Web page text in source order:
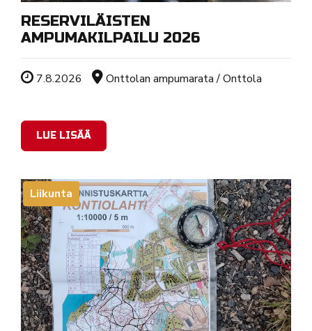
RESERVILÄISTEN
AMPUMAKILPAILU 2026
Tapahtuman ajankohta
7.8.2026 Sijainti
Onttolan ampumarata / Onttola
LUE LISÄÄ
Liikunta